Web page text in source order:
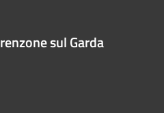
sul Garda